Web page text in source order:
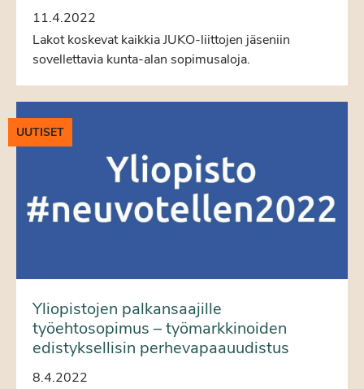
11.4.2022
Lakot koskevat kaikkia JUKO-liittojen jäseniin
sovellettavia kunta-alan sopimusaloja.
UUTISET
Yliopistojen palkansaajille
työehtosopimus – työmarkkinoiden
edistyksellisin perhevapaauudistus
8.4.2022